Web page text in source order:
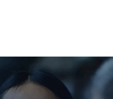
Ofenzivní zabezpečení jako
inteligencí s testováním
AI Artificial Intelligence